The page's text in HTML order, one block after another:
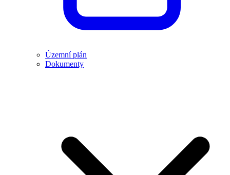
Územní plán
Dokumenty